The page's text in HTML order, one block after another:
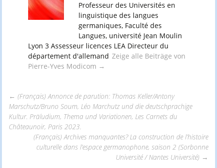
Professeur des Universités en
linguistique des langues
germaniques, Faculté des
Langues, université Jean Moulin
Lyon 3 Assesseur licences LEA Directeur du
département d'allemand Zeige alle Beiträge von
Pierre-Yves Modicom →
Beitrags-
Navigation
← (Français) Annonce de parution: Thomas Keller/Antony
Marschutz/Bruno Soum, Léo Marchutz und die deutschprachige
Kultur. Präludium, Thema und Variationen, Les Carnets du
Châteaunoir, Paris 2023.
(Français) Archives manquantes? La construction de l’histoire
culturelle dans l’espace germanophone, saison 2 (Sorbonne
Université / Nantes Université) →